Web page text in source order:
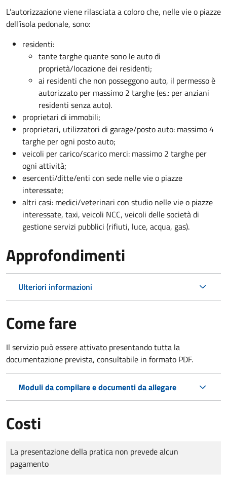
L’autorizzazione viene rilasciata a coloro che, nelle vie o piazze
dell’isola pedonale, sono:
residenti:
tante targhe quante sono le auto di
proprietà/locazione dei residenti;
ai residenti che non posseggono auto, il permesso è
autorizzato per massimo 2 targhe (es.: per anziani
residenti senza auto).
proprietari di immobili;
proprietari, utilizzatori di garage/posto auto: massimo 4
targhe per ogni posto auto;
veicoli per carico/scarico merci: massimo 2 targhe per
ogni attività;
esercenti/ditte/enti con sede nelle vie o piazze
interessate;
altri casi: medici/veterinari con studio nelle vie o piazze
interessate, taxi, veicoli NCC, veicoli delle società di
gestione servizi pubblici (rifiuti, luce, acqua, gas).
Approfondimenti
Ulteriori informazioni
Come fare
Il servizio può essere attivato presentando tutta la
documentazione prevista, consultabile in formato PDF.
Moduli da compilare e documenti da allegare
Costi
Tipo di pagamento
Importo
La presentazione della pratica non prevede alcun
pagamento